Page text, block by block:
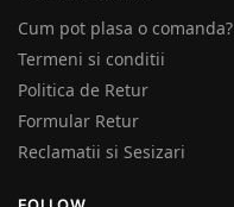
Cum pot plasa o comanda?
Termeni si conditii
Politica de Retur
Formular Retur
Reclamatii si Sesizari